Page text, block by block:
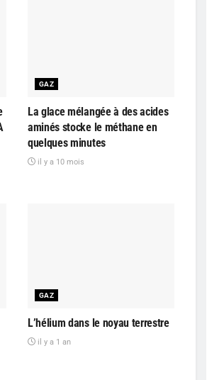
GAZ
La glace mélangée à des acides
aminés stocke le méthane en
quelques minutes
il y a 10 mois
GAZ
L’hélium dans le noyau terrestre
il y a 1 an